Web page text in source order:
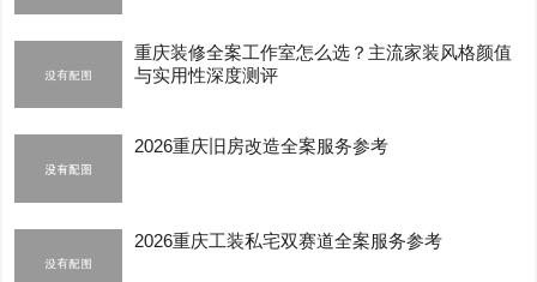
重庆装修全案工作室怎么选？主流家装风格颜值
与实用性深度测评
2026重庆旧房改造全案服务参考
2026重庆工装私宅双赛道全案服务参考